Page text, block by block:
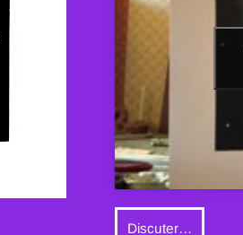
Discuter…